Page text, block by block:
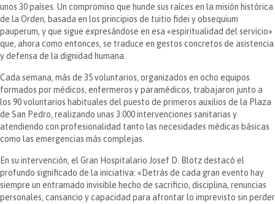
unos 30 países. Un compromiso que hunde sus raíces en la misión histórica
de la Orden, basada en los principios de tuitio fidei y obsequium
pauperum, y que sigue expresándose en esa «espiritualidad del servicio»
que, ahora como entonces, se traduce en gestos concretos de asistencia
y defensa de la dignidad humana.
Cada semana, más de 35 voluntarios, organizados en ocho equipos
formados por médicos, enfermeros y paramédicos, trabajaron junto a
los 90 voluntarios habituales del puesto de primeros auxilios de la Plaza
de San Pedro, realizando unas 3.000 intervenciones sanitarias y
atendiendo con profesionalidad tanto las necesidades médicas básicas
como las emergencias más complejas.
En su intervención, el Gran Hospitalario Josef D. Blotz destacó el
profundo significado de la iniciativa: «Detrás de cada gran evento hay
siempre un entramado invisible hecho de sacrificio, disciplina, renuncias
personales, cansancio y capacidad para afrontar lo imprevisto sin perder